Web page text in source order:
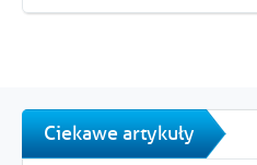
Ciekawe artykuły